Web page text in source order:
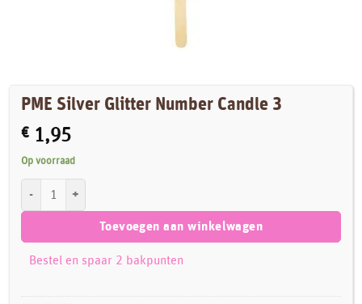
PME Silver Glitter Number Candle 3
€ 1,95
Op voorraad
Toevoegen aan winkelwagen
Bestel en spaar 2 bakpunten